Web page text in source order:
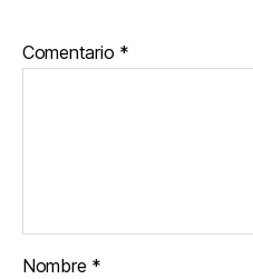
Comentario *
Nombre *